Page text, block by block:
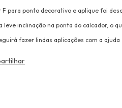
F para ponto decorativo e aplique foi
leve inclinação na ponta do calcador, o
fazer lindas aplicações com a ajuda